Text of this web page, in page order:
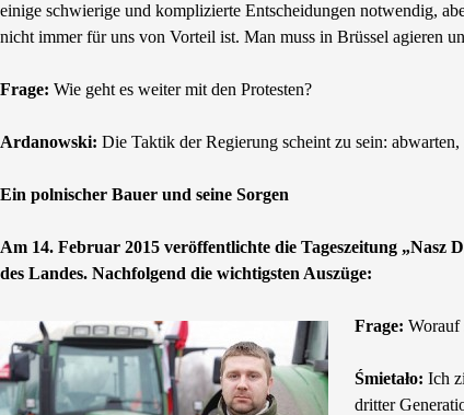
einige schwierige und komplizierte Entscheidungen notwendig,
nicht immer für uns von Vorteil ist. Man muss in Brüssel agieren
Frage: Wie geht es weiter mit den Protesten?
Ardanowski: Die Taktik der Regierung scheint zu sein:
Ein polnischer Bauer und seine Sorgen
Am 14. Februar 2015 veröffentlichte die Tageszeitung „Nasz
des Landes. Nachfolgend die wichtigsten Auszüge:
Frage: Worauf
Śmietało: Ich
dritter